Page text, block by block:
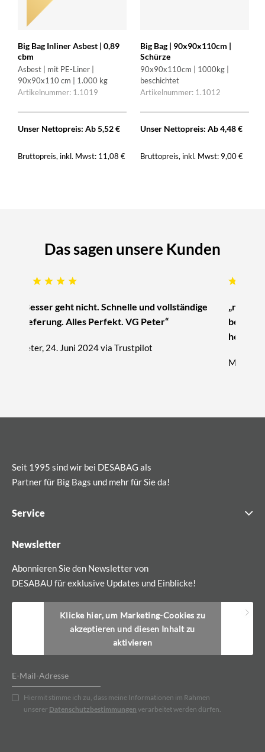
Big Bag Inliner Asbest | 0,89
cbm
Asbest | mit PE-Liner |
90x90x110 cm | 1.000 kg
Artikelnummer: 1.1019
Unser Nettopreis: Ab5,52€
Bruttopreis, inkl. Mwst: 11,08 €
Big Bag | 90x90x110cm |
Schürze
90x90x110cm | 1000kg |
beschichtet
Artikelnummer: 1.1012
Unser Nettopreis: Ab4,48€
Bruttopreis, inkl. Mwst: 9,00€
Das sagen unsere Kunden
„Besser geht nicht. Schnelle und vollständige
Lieferung. Alles Perfekt. VG Peter“
Peter, 24. Juni 2024 via Trustpilot
„nur zu
Michael,
Seit 1995 sind wir bei DESABAG als
Partner für Big Bags und mehr für Sie da!
Service
Newsletter
Abonnieren Sie den Newsletter von
DESABAU für exklusive Updates und Einblicke!
Klicke hier, um Marketing-Cookies zu
akzeptieren und diesen Inhalt zu
aktivieren
Hiermit stimme ich zu, dass meine Informationen im Rahmen
unserer Datenschutzbestimmungen verarbeitet werden dürfen.